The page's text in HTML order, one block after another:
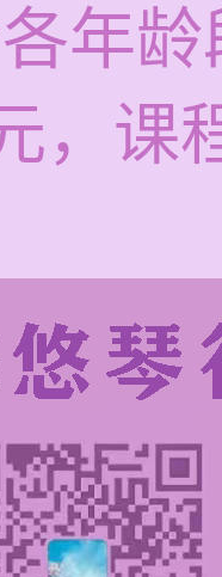
年
，课